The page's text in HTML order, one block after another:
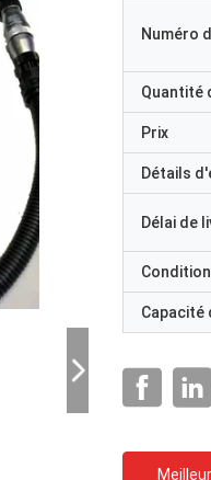
Numéro
Quantité
Prix
Détails
Délai de
Capacité